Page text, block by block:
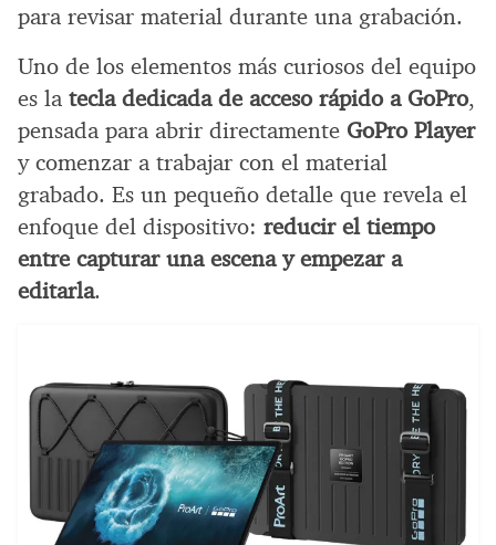
para revisar material durante una grabación.
Uno de los elementos más curiosos del equipo
es la tecla dedicada de acceso rápido a GoPro,
pensada para abrir directamente GoPro Player
y comenzar a trabajar con el material
grabado. Es un pequeño detalle que revela el
enfoque del dispositivo: reducir el tiempo
entre capturar una escena y empezar a
editarla.